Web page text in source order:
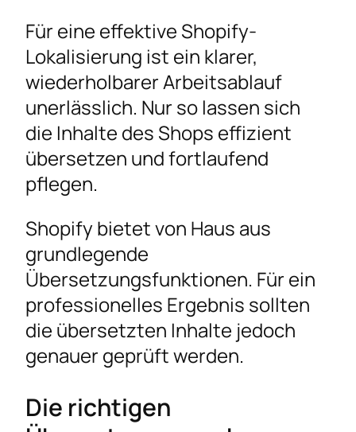
Für eine effektive Shopify-
Lokalisierung ist ein klarer,
wiederholbarer Arbeitsablauf
unerlässlich. Nur so lassen sich
die Inhalte des Shops effizient
übersetzen und fortlaufend
pflegen.
Shopify bietet von Haus aus
grundlegende
Übersetzungsfunktionen. Für ein
professionelles Ergebnis sollten
die übersetzten Inhalte jedoch
genauer geprüft werden.
Die richtigen